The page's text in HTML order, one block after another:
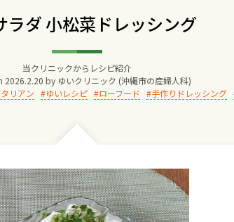
ラダ 小松菜ドレッシング
当クリニックからレシピ紹介
2026.2.20 by ゆいクリニック (沖縄市の産婦人科)
リアン ゆいレシピ ローフード 手作りドレッシング
交通アクセス
院長からのごあいさつ
ゆいクリニックの経営理念
診療料金
妊婦健診
お産について